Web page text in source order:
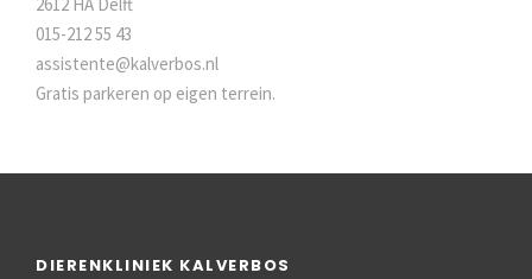
015-212 55 43
assistente@kalverbos.nl
Gratis parkeren op eigen terrein.
DIERENKLINIEK KALVERBOS